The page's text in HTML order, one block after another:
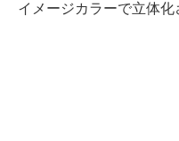
イメージカラーで立体化